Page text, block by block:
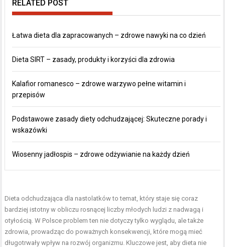
RELATED POST
Łatwa dieta dla zapracowanych – zdrowe nawyki na co dzień
Dieta SIRT – zasady, produkty i korzyści dla zdrowia
Kalafior romanesco – zdrowe warzywo pełne witamin i
przepisów
Podstawowe zasady diety odchudzającej: Skuteczne porady i
wskazówki
Wiosenny jadłospis – zdrowe odżywianie na każdy dzień
Dieta odchudzająca dla nastolatków to temat, który staje się coraz
bardziej istotny w obliczu rosnącej liczby młodych ludzi z nadwagą i
otyłością. W Polsce problem ten nie dotyczy tylko wyglądu, ale także
zdrowia, prowadząc do poważnych konsekwencji, które mogą mieć
długotrwały wpływ na rozwój organizmu. Kluczowe jest, aby dieta nie